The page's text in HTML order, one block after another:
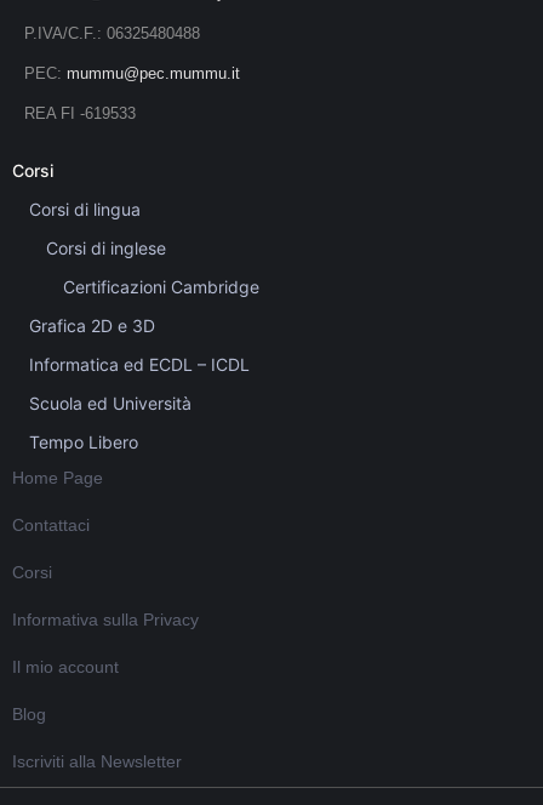
P.IVA/C.F.: 06325480488
PEC: mummu@pec.mummu.it
REA FI -619533
Corsi
Corsi di lingua
Corsi di inglese
Certificazioni Cambridge
Grafica 2D e 3D
Informatica ed ECDL – ICDL
Scuola ed Università
Tempo Libero
Home Page
Contattaci
Corsi
Informativa sulla Privacy
Il mio account
Blog
Iscriviti alla Newsletter